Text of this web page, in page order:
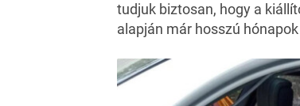
tudjuk biztosan, hogy a
alapján már hosszú